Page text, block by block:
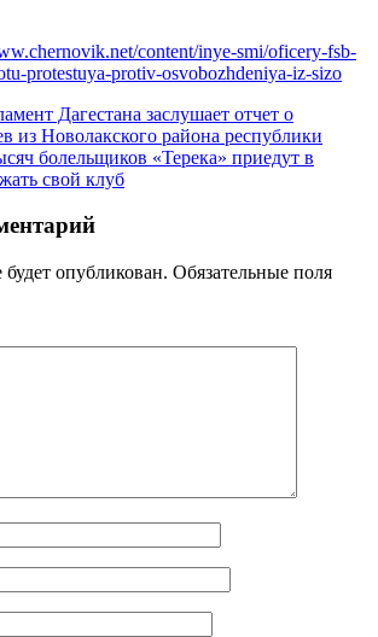
content/inye-smi/oficery-fsb-
protestuya-protiv-osvobozhdeniya-iz-sizo
Дагестана заслушает отчет о
из Новолакского района республики
болельщиков «Терека» приедут в
свой клуб
опубликован. Обязательные поля